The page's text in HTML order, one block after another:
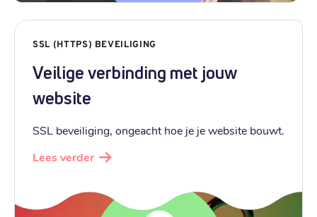
SSL (HTTPS) BEVEILIGING
Veilige verbinding met jouw
website
SSL beveiliging, ongeacht hoe je je website bouwt.
Lees verder